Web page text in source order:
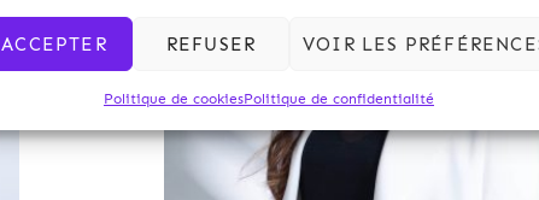
ACCEPTER REFUSER VOIR LES
Politique de cookiesPolitique de confidentialité